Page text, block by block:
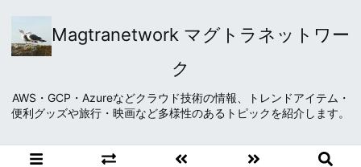
Magtranetwork マグトラネットワー
ク
AWS・GCP・Azureなどクラウド技術の情報、トレンドアイテム・
便利グッズや旅行・映画など多様性のあるトピックを紹介します。